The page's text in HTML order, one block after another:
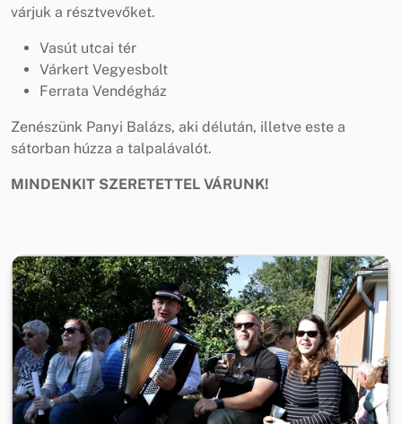
várjuk a résztvevőket.
Vasút utcai tér
Várkert Vegyesbolt
Ferrata Vendégház
Zenészünk Panyi Balázs, aki délután, illetve este a
sátorban húzza a talpalávalót.
MINDENKIT SZERETETTEL VÁRUNK!